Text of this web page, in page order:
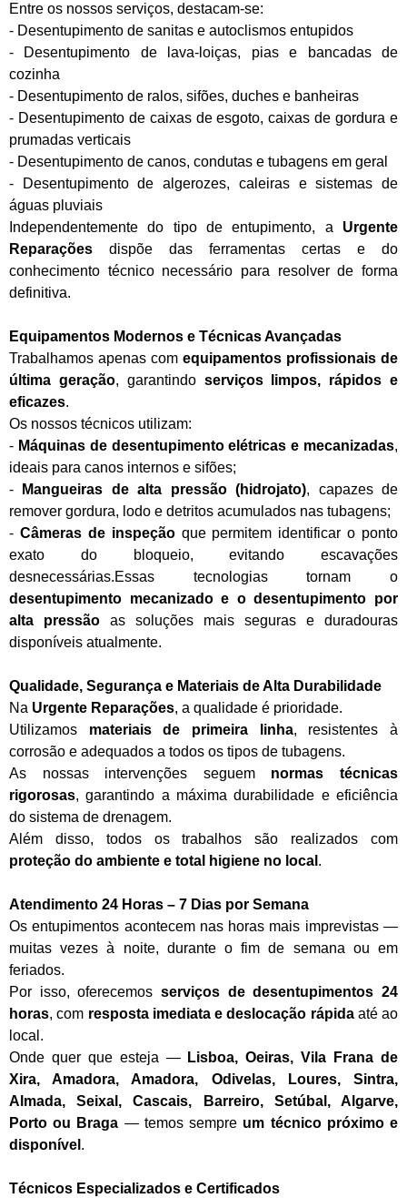
Entre os nossos serviços, destacam-se:
- Desentupimento de sanitas e autoclismos entupidos
- Desentupimento de lava-loiças, pias e bancadas de
cozinha
- Desentupimento de ralos, sifões, duches e banheiras
- Desentupimento de caixas de esgoto, caixas de gordura e
prumadas verticais
- Desentupimento de canos, condutas e tubagens em geral
- Desentupimento de algerozes, caleiras e sistemas de
águas pluviais
Independentemente do tipo de entupimento, a Urgente
Reparações dispõe das ferramentas certas e do
conhecimento técnico necessário para resolver de forma
definitiva.
Equipamentos Modernos e Técnicas Avançadas
Trabalhamos apenas com equipamentos profissionais de
última geração, garantindo serviços limpos, rápidos e
eficazes.
Os nossos técnicos utilizam:
- Máquinas de desentupimento elétricas e mecanizadas,
ideais para canos internos e sifões;
-
Mangueiras de alta pressão (hidrojato), capazes de
remover gordura, lodo e detritos acumulados nas tubagens;
- Câmeras de inspeçãoque permitem identificar o ponto
exato do bloqueio, evitando escavações
desnecessárias.Essas tecnologias tornam o
desentupimento mecanizado e o desentupimento por
alta pressão as soluções mais seguras e duradouras
disponíveis atualmente.
Qualidade, Segurança e Materiais de Alta Durabilidade
Na Urgente Reparações, a qualidade é prioridade.
Utilizamos materiais de primeira linha, resistentes à
corrosão e adequados a todos os tipos de tubagens.
As nossas intervenções seguem normas técnicas
rigorosas, garantindo a máxima durabilidade e eficiência
do sistema de drenagem.
Além disso, todos os trabalhos são realizados com
proteção do ambiente e total higiene no local .
Atendimento 24 Horas – 7 Dias por Semana
Os entupimentos acontecem nas horas mais imprevistas —
muitas vezes à noite, durante o fim de semana ou em
feriados.
Por isso, oferecemos serviços de desentupimentos 24
horas, com resposta imediata e deslocação rápidaaté ao
local.
Onde quer que esteja — Lisboa, Oeiras, Vila Frana de
Xira, Amadora, Amadora, Odivelas, Loures, Sintra,
Almada, Seixal, Cascais, Barreiro, Setúbal, Algarve,
Porto ou Braga — temos sempre um técnico próximo e
disponível .
Técnicos Especializados e Certificados